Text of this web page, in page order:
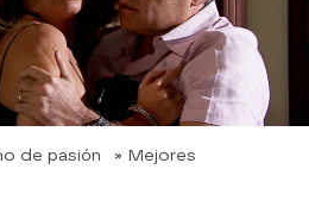
del momento. ¡Justo
y los ve casibesándose
de pasión
» Mejores